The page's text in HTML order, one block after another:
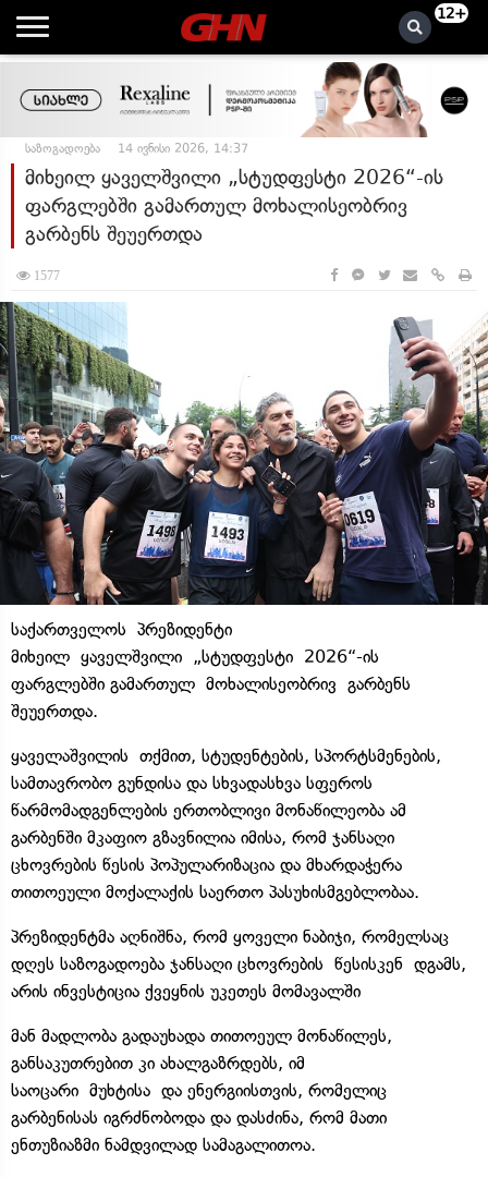
12+
საზოგადოება 14 ივნისი 2026, 14:37
მიხეილ ყაველშვილი „სტუდფესტი 2026“-ის
ფარგლებში გამართულ მოხალისეობრივ
გარბენს შეუერთდა
1577
საქართველოს პრეზიდენტი
მიხეილ ყაველშვილი „სტუდფესტი 2026“-ის
ფარგლებში გამართულ მოხალისეობრივ გარბენს
შეუერთდა.
ყაველაშვილის თქმით, სტუდენტების, სპორტსმენების,
სამთავრობო გუნდისა და სხვადასხვა სფეროს
წარმომადგენლების ერთობლივი მონაწილეობა ამ
გარბენში მკაფიო გზავნილია იმისა, რომ ჯანსაღი
ცხოვრების წესის პოპულარიზაცია და მხარდაჭერა
თითოეული მოქალაქის საერთო პასუხისმგებლობაა.
პრეზიდენტმა აღნიშნა, რომ ყოველი ნაბიჯი, რომელსაც
დღეს საზოგადოება ჯანსაღი ცხოვრების წესისკენ დგამს,
არის ინვესტიცია ქვეყნის უკეთეს მომავალში
მან მადლობა გადაუხადა თითოეულ მონაწილეს,
განსაკუთრებით კი ახალგაზრდებს, იმ
საოცარი მუხტისა და ენერგიისთვის, რომელიც
გარბენისას იგრძნობოდა და დასძინა, რომ მათი
ენთუზიაზმი ნამდვილად სამაგალითოა.